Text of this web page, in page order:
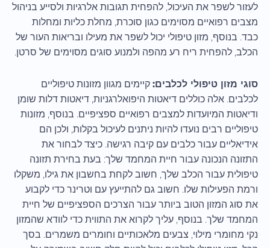
לעזור לשפר את העיכול, להפחית תגובות אלרגיות ולסייע בניהול
מצבים רפואיים מסוימים כגון סוכרת, מחלת כליות ומחלות
כבד. בנוסף, מזון טיפולי יכול לשפר את מעילו ובריאות העור של
הכלב, להפחית ריח רע מהפה ולמנוע סוגים מסוימים של סרטן.
סוגי מזון טיפולי לכלבים: קיימים מגוון מזונות טיפוליים
לכלבים. אלה כוללים דיאטות היפואלרגניות, דיאטות דלות שומן
ודיאטות המיועדות למצבים רפואיים ספציפיים. בנוסף, מזונות
טיפוליים רבים נועדו להיות ניתנים לעיכול בקלות, ולכן הם
אידיאליים עבור כלבים עם קיבה רגישה. כיצד לבחור את
התזונה הנכונה עבור חיית המחמד שלך: בעת בחירת תזונה
טיפולית עבור הכלב שלך, חשוב לקחת בחשבון את גילו, משקלו
ורמת הפעילות שלו. חשוב גם להתייעץ עם וטרינר כדי לקבוע
את סוג המזון הטוב ביותר עבור הצרכים הספציפיים של חיית
המחמד שלך. בנוסף, עליך לקרוא את התווית כדי לוודא שהמזון
נקי מחומרי מילוי, צבעים מלאכותיים וחומרים משמרים. בסך